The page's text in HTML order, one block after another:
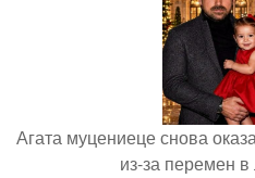
Агата муцениеце снова
из-за перемен